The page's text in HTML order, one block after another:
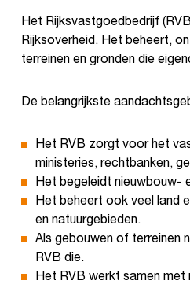
Het Rijksvastgoedbedrijf
Rijksoverheid. Het beheert,
terreinen en gronden die
De belangrijkste
Het RVB zorgt voor het
ministeries, rechtbanken,
Het begeleidt nieuwbouw-
Het beheert ook veel land
en natuurgebieden.
Als gebouwen of terreinen
RVB die.
Het RVB werkt samen met